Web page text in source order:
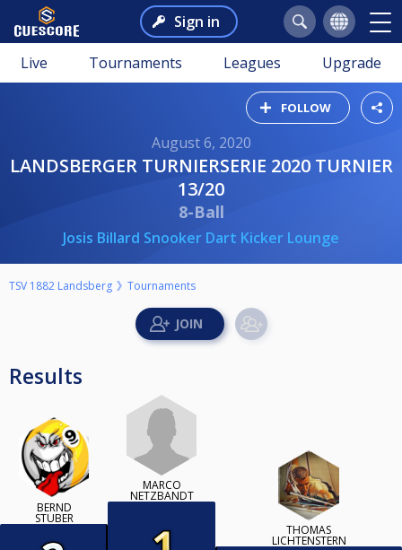
Sign in
Live Tournaments Leagues Upgrade
FOLLOW
August 6, 2020
LANDSBERGER TURNIERSERIE 2020 TURNIER
13/20
8-Ball
Josis Billard Snooker Dart Kicker Lounge
TSV 1882 Landsberg Tournaments
Results
BERND
STUBER
MARCO
NETZBANDT
THOMAS
LICHTENSTERN